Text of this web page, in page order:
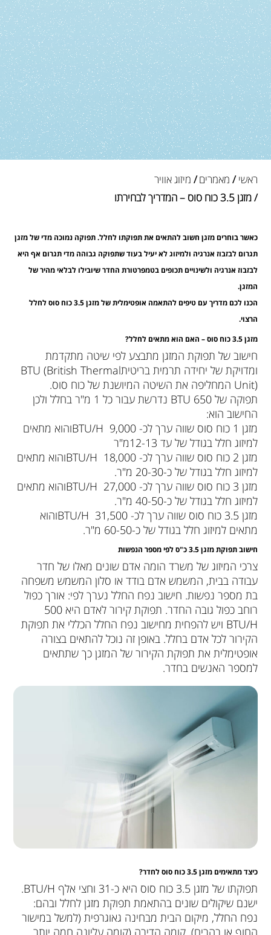
ראשי / מאמרים/ מיזוג אוויר
/ מזגן 3.5 כוח סוס – המדריך לבחירתו
כאשר בוחרים מזגן חשוב להתאים את תפוקתו לחלל. תפוקה נמוכה מדי של מזגן
תגרום לבזבוז אנרגיה ולמיזוג לא יעיל בעוד שתפוקה גבוהה מדי תגרום אף היא
לבזבוז אנרגיה ולשינויים תכופים בטמפרטורת החדר שיובילו לבלאי מהיר של
המזגן.
הכנו לכם מדריך עם טיפים להתאמה אופטימלית של מזגן 3.5 כוח סוס לחלל
הרצוי.
מזגן 3.5 כוח סוס – האם הוא מתאים לחלל?
חישוב של תפוקת המזגן מתבצע לפי שיטה מתקדמת
ומדויקת של יחידה תרמית בריטיתBTU (British Thermal
Unit) המחליפה את השיטה המיושנת של כוח סוס.
תפוקה של BTU 650 נדרשת עבור כל 1 מ"ר בחלל ולכן
החישוב הוא:
מזגן 1 כוח סוס שווה ערך לכ- 9,000 BTU/Hוהוא מתאים
למיזוג חלל בגודל של עד 12-13מ"ר
מזגן 2 כוח סוס שווה ערך לכ- 18,000 BTU/Hוהוא מתאים
למיזוג חלל בגודל של כ-20-30 מ"ר.
מזגן 3 כוח סוס שווה ערך לכ- 27,000 BTU/Hוהוא מתאים
למיזוג חלל בגודל של כ-40-50 מ"ר.
מזגן 3.5 כוח סוס שווה ערך לכ- 31,500 BTU/Hוהוא
מתאים למיזוג חלל בגודל של כ-60-50 מ"ר.
חישוב תפוקת מזגן 3.5 כ"ס לפי מספר הנפשות
צרכי המיזוג של משרד הומה אדם שונים מאלו של חדר
עבודה בבית, המשמש אדם בודד או סלון המשמש משפחה
בת מספר נפשות. חישוב נפח החלל נערך לפי: אורך כפול
רוחב כפול גובה החדר. תפוקת קירור לאדם היא 500
BTU/H ויש להפחית מחישוב נפח החלל הכללי את תפוקת
הקירור לכל אדם בחלל. באופן זה נוכל להתאים בצורה
אופטימלית את תפוקת הקירור של המזגן כך שתתאים
למספר האנשים בחדר.
כיצד מתאימים מזגן 3.5 כוח סוס לחדר?
תפוקתו של מזגן 3.5 כוח סוס היא כ-31 וחצי אלף BTU/H.
ישנם שיקולים שונים בהתאמת תפוקת מזגן לחלל ובהם:
נפח החלל, מיקום הבית מבחינה גאוגרפית (למשל במישור
החוף או בהרים), קומה הדירה (קומה עליונה חמה יותר